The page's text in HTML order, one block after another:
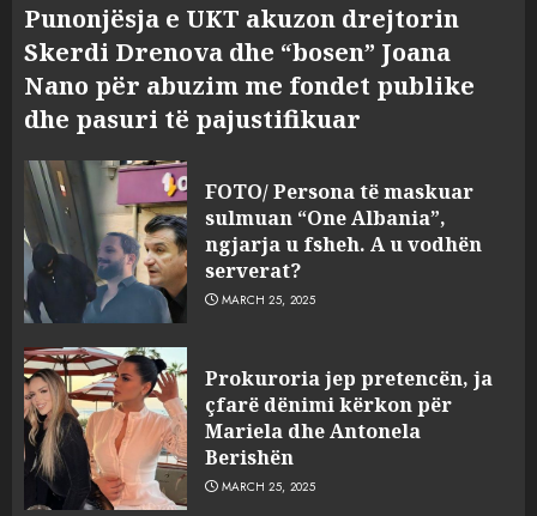
Punonjësja e UKT akuzon drejtorin
Skerdi Drenova dhe “bosen” Joana
Nano për abuzim me fondet publike
dhe pasuri të pajustifikuar
FOTO/ Persona të maskuar
sulmuan “One Albania”,
ngjarja u fsheh. A u vodhën
serverat?
MARCH 25, 2025
Prokuroria jep pretencën, ja
çfarë dënimi kërkon për
Mariela dhe Antonela
Berishën
MARCH 25, 2025